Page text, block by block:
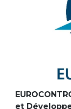
et